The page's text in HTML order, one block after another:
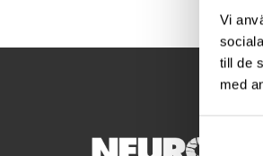
Vi
till de
med